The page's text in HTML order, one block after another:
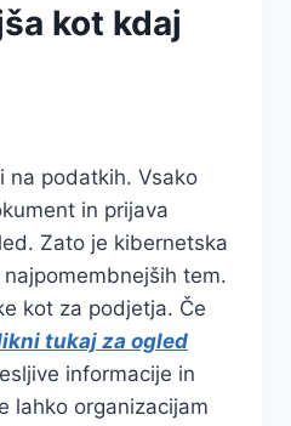
kot kdaj
na podatkih. Vsako
in prijava
Zato je kibernetska
tem.
kot za podjetja. Če
tukaj za ogled
informacije in
lahko organizacijam